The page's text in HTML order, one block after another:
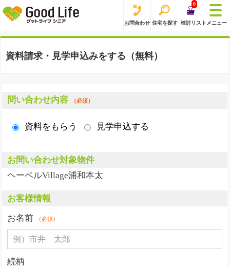
お問合わせ 住宅を探す
0
検討リスト メニュー
資料請求・見学申込みをする（無料）
問い合わせ内容 （必須）
資料をもらう 見学申込する
お問い合わせ対象物件
ヘーベルVillage浦和本太
お客様情報
お名前
（必須）
続柄